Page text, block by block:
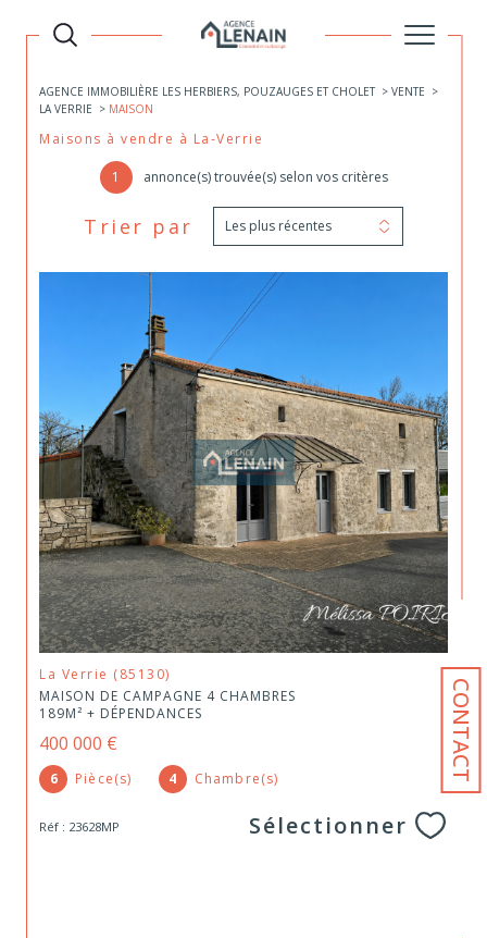
CONTACT
AGENCE IMMOBILIÈRE LES HERBIERS, POUZAUGES ET CHOLET
VENTE
LA VERRIE
MAISON
Maisons à vendre à La-Verrie
1 annonce(s) trouvée(s) selon vos critères
Trier par Les plus récentes
La Verrie (85130)
MAISON DE CAMPAGNE 4 CHAMBRES
189M² + DÉPENDANCES
400 000 €
6 Pièce(s) 4 Chambre(s)
Réf : 23628MP Sélectionner